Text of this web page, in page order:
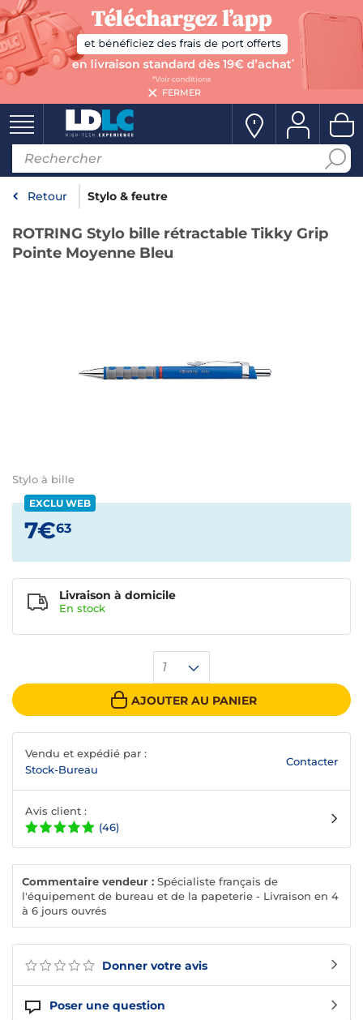
FERMER
Retour Stylo & feutre
ROTRING Stylo bille rétractable Tikky Grip
Pointe Moyenne Bleu
Stylo à bille
Donner votre avis
Poser une question
EXCLU WEB
7€63
1
AJOUTER AU PANIER
Livraison à domicile
En stock
Vendu et expédié par :
Stock-Bureau
Contacter
Avis client :
(46)
Commentaire vendeur : Spécialiste français de
l'équipement de bureau et de la papeterie - Livraison en 4
à 6 jours ouvrés